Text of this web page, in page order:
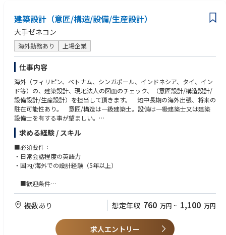
建築設計（意匠/構造/設備/生産設計）
大手ゼネコン
海外勤務あり 上場企業
仕事内容
海外（フィリピン、ベトナム、シンガポール、インドネシア、タイ、イン
ド等）の、建築設計、現地法人の図面のチェック、（意匠設計/構造設計/
設備設計/生産設計）を担当して頂きます。 短中長期の海外出張、将来の
駐在可能性あり。 意匠/構造は一級建築士。設備は一級建築士又は建築
設備士を有する事が望ましい。
■業務内容：
・クライアント、（日本企業、外資企業）との打合せ
・事業主要求条件の整理
・設計図作成、チェック
・施工図作成（生産設計）、チェック
・ローカル設計者の指導 など
ます。
求める経験 / スキル
■必須要件：
・日常会話程度の英語力
・国内/海外での設計経験（5年以上）
■歓迎条件
・（意匠/構造）一級建築士、（設備）一級建築士又は建築設備士の資格
をお持ちの方
・海外（インド、東南アジア）での設計実務経験をお持ちの方
複数あり 想定年収 760 万円 ~ 1,100 万円
求人エントリー